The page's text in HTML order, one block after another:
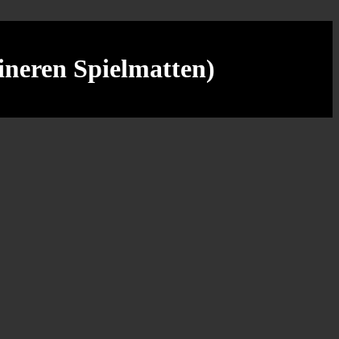
Spielmatten)